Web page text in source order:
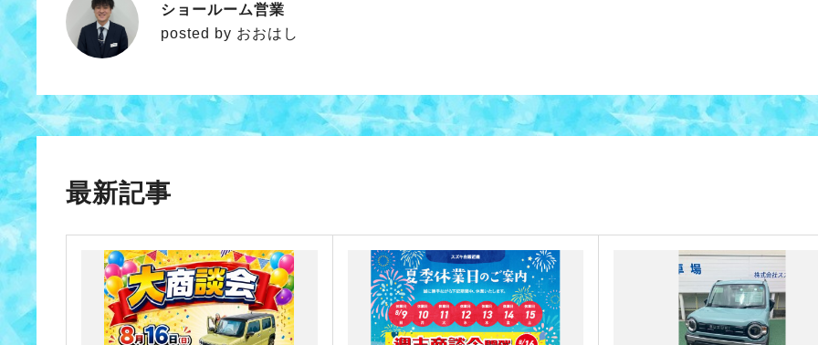
おおはし
ショールーム営業
posted by おおはし
最新記事